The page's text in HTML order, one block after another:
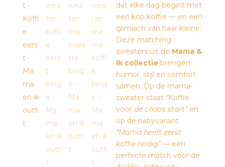
dat elke dag begint met
een kop koffie — en een
glimlach van haar kleine.
Deze matching
sweaters uit de Mama &
Ik collectie brengen
humor, stijl en comfort
samen. Op de mama-
sweater staat “Koffie
voor de chaos start”en
op de babyvariant
“Mama heeft eerst
koffie nodig”— een
perfecte match voor de